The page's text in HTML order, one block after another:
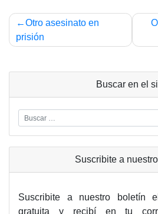
Navegación
de
Otro asesinato en
prisión
Buscar en el
Suscribite a
Suscribite a nuestro boletín
gratuita y recibí en tu